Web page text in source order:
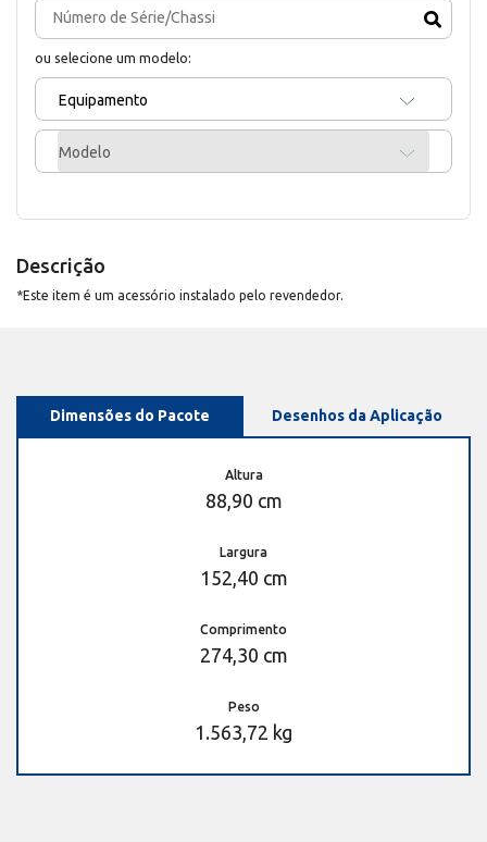
ou selecione um modelo:
Equipamento
Modelo
Descrição
*Este item é um acessório instalado pelo revendedor.
Dimensões do Pacote Desenhos da Aplicação
Altura
88,90 cm
Largura
152,40 cm
Comprimento
274,30 cm
Peso
1.563,72 kg